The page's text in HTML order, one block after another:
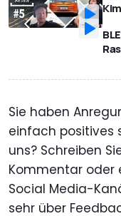
Sie haben
einfach positives
uns? Schreiben
Kommentar oder
Social Media-
sehr über